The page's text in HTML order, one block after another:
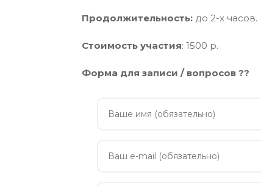
Продолжительность: до 2-х часов.
Стоимость участия: 1500 р.
Форма для записи / вопросов ??